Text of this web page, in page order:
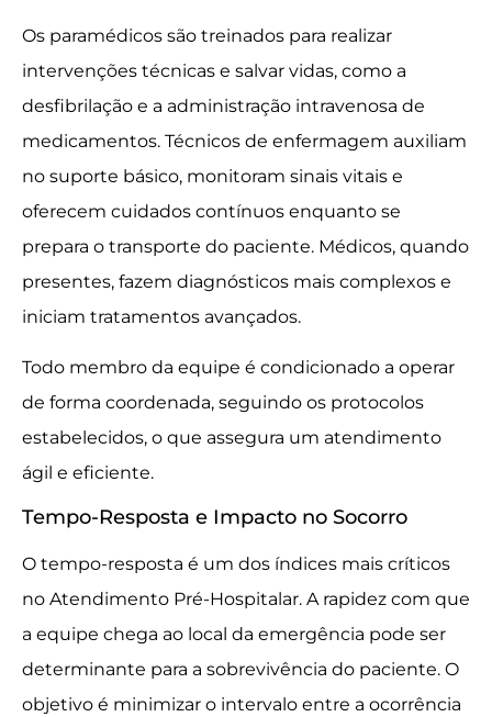
Os paramédicos são treinados para realizar
intervenções técnicas e salvar vidas, como a
desfibrilação e a administração intravenosa de
medicamentos. Técnicos de enfermagem auxiliam
no suporte básico, monitoram sinais vitais e
oferecem cuidados contínuos enquanto se
prepara o transporte do paciente. Médicos, quando
presentes, fazem diagnósticos mais complexos e
iniciam tratamentos avançados.
Todo membro da equipe é condicionado a operar
de forma coordenada, seguindo os protocolos
estabelecidos, o que assegura um atendimento
ágil e eficiente.
Tempo-Resposta e Impacto no Socorro
O tempo-resposta é um dos índices mais críticos
no Atendimento Pré-Hospitalar. A rapidez com que
a equipe chega ao local da emergência pode ser
determinante para a sobrevivência do paciente. O
objetivo é minimizar o intervalo entre a ocorrência